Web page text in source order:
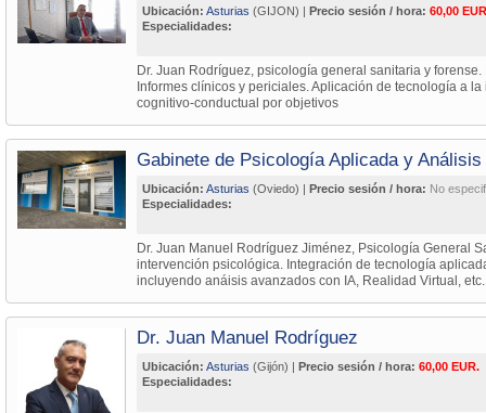
Ubicación: Asturias (GIJON) | Precio sesión / hora: 60,00
Especialidades:
Dr. Juan Rodríguez, psicología general sanitaria y
Informes clínicos y periciales. Aplicación de tecnología a
cognitivo-conductual por objetivos
Gabinete de Psicología Aplicada y
Ubicación: Asturias (Oviedo) | Precio sesión / hora: No
Especialidades:
Dr. Juan Manuel Rodríguez Jiménez, Psicología General
intervención psicológica. Integración de tecnología
incluyendo anáisis avanzados con IA, Realidad Virtual, etc.
Dr. Juan Manuel Rodríguez
Ubicación: Asturias (Gijón) | Precio sesión / hora: 60,00 EUR.
Especialidades: